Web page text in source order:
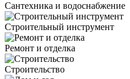
Сантехника и водоснабжение
Строительный инструмент
Ремонт и отделка
Строительство